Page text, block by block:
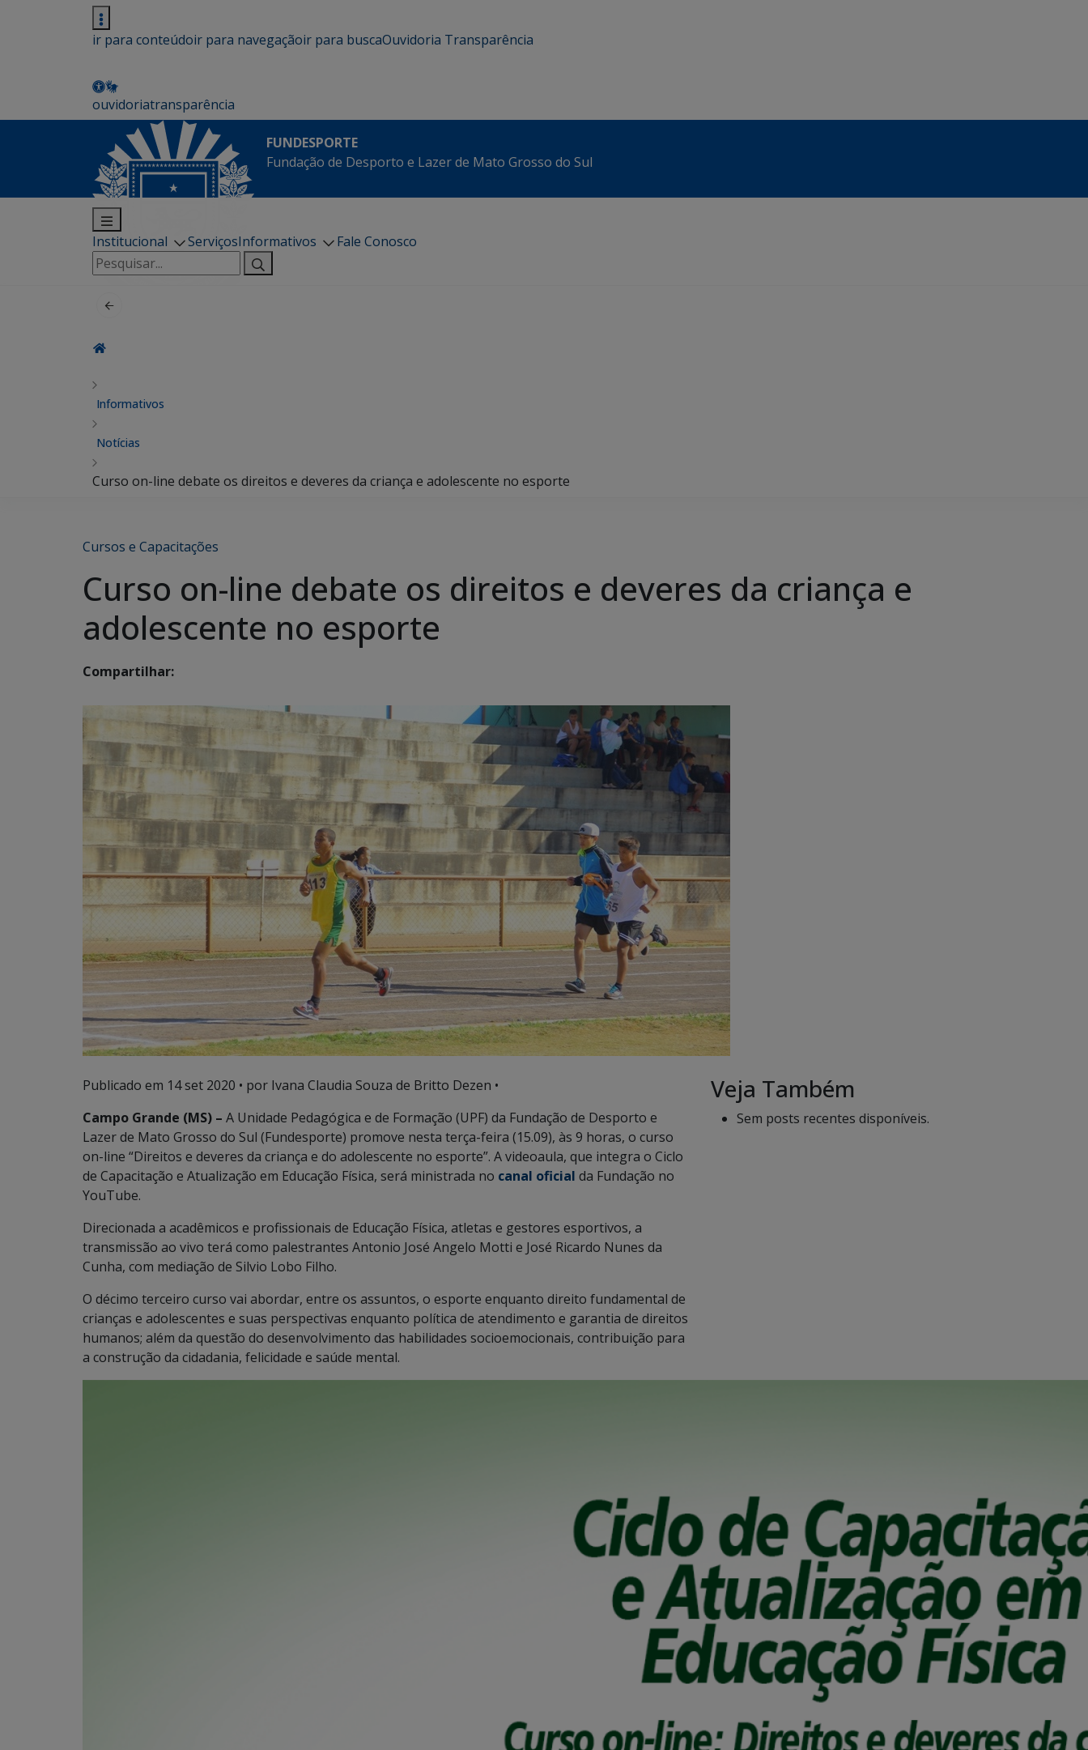
ir para conteúdoir para navegaçãoir para buscaOuvidoria Transparência
ouvidoriatransparência
FUNDESPORTE
Fundação de Desporto e Lazer de Mato Grosso do Sul
Institucional ServiçosInformativos
Fale Conosco
Pesquisar
por:
Informativos
Notícias
Curso on-line debate os direitos e deveres da criança e adolescente no esporte
Cursos e Capacitações
Curso on-line debate os direitos e deveres da criança e
adolescente no esporte
Compartilhar:
Publicado em 14 set 2020 • por Ivana Claudia Souza de Britto Dezen •
Campo Grande (MS) – A Unidade Pedagógica e de Formação (UPF) da Fundação de Desporto e
Lazer de Mato Grosso do Sul (Fundesporte) promove nesta terça-feira (15.09), às 9 horas, o curso
on-line “Direitos e deveres da criança e do adolescente no esporte”. A videoaula, que integra o Ciclo
de Capacitação e Atualização em Educação Física, será ministrada no canal oficial da Fundação no
YouTube.
Direcionada a acadêmicos e profissionais de Educação Física, atletas e gestores esportivos, a
transmissão ao vivo terá como palestrantes Antonio José Angelo Motti e José Ricardo Nunes da
Cunha, com mediação de Silvio Lobo Filho.
O décimo terceiro curso vai abordar, entre os assuntos, o esporte enquanto direito fundamental de
crianças e adolescentes e suas perspectivas enquanto política de atendimento e garantia de direitos
humanos; além da questão do desenvolvimento das habilidades socioemocionais, contribuição para
a construção da cidadania, felicidade e saúde mental.
Veja Também
Sem posts recentes disponíveis.